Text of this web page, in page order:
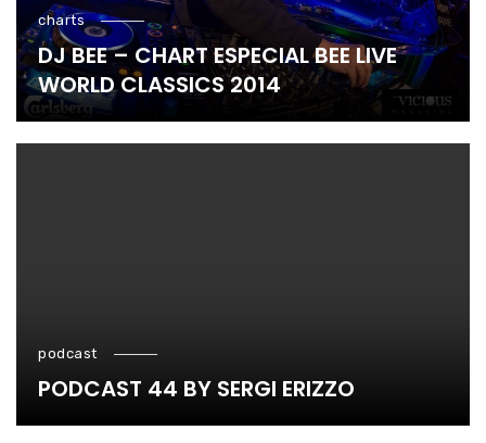
charts
DJ BEE – CHART ESPECIAL BEE LIVE
WORLD CLASSICS 2014
podcast
PODCAST 44 BY SERGI ERIZZO